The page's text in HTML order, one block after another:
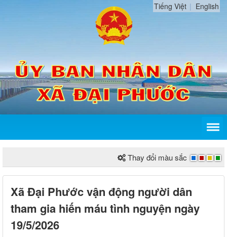
Tiếng Việt English
Thay đổi màu sắc
Xã Đại Phước vận động người dân
tham gia hiến máu tình nguyện ngày
19/5/2026